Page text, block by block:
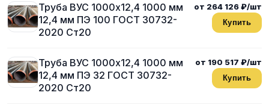
Труба ВУС 1000х12,4 1000 мм
12,4 мм ПЭ 100 ГОСТ 30732-
2020 Ст20
от 264 126 ₽/шт
Купить
Труба ВУС 1000х12,4 1000 мм
12,4 мм ПЭ 32 ГОСТ 30732-
2020 Ст20
от 190 517 ₽/шт
Купить